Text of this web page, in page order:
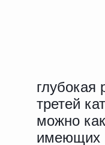
глубокая
третей
можно
имеющих